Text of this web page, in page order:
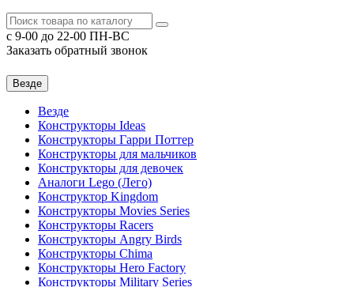
c 9-00 до 22-00 ПН-ВС
Заказать обратный звонок
Везде
Везде
Конструкторы Ideas
Конструкторы Гарри Поттер
Конструкторы для мальчиков
Конструкторы для девочек
Аналоги Lego (Лего)
Конструктор Kingdom
Конструкторы Movies Series
Конструкторы Racers
Конструкторы Angry Birds
Конструкторы Chima
Конструкторы Hero Factory
Конструкторы Military Series